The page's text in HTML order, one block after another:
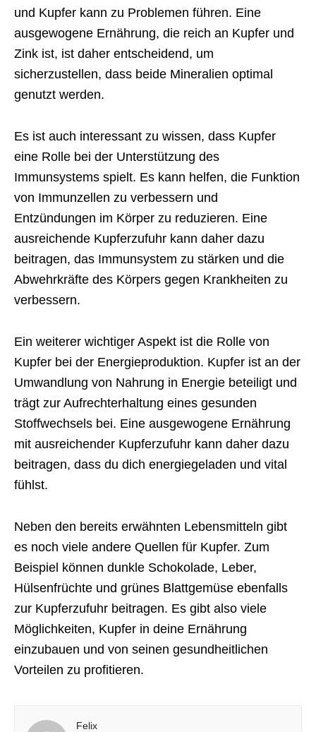
und Kupfer kann zu Problemen führen. Eine
ausgewogene Ernährung, die reich an Kupfer und
Zink ist, ist daher entscheidend, um
sicherzustellen, dass beide Mineralien optimal
genutzt werden.
Es ist auch interessant zu wissen, dass Kupfer
eine Rolle bei der Unterstützung des
Immunsystems spielt. Es kann helfen, die Funktion
von Immunzellen zu verbessern und
Entzündungen im Körper zu reduzieren. Eine
ausreichende Kupferzufuhr kann daher dazu
beitragen, das Immunsystem zu stärken und die
Abwehrkräfte des Körpers gegen Krankheiten zu
verbessern.
Ein weiterer wichtiger Aspekt ist die Rolle von
Kupfer bei der Energieproduktion. Kupfer ist an der
Umwandlung von Nahrung in Energie beteiligt und
trägt zur Aufrechterhaltung eines gesunden
Stoffwechsels bei. Eine ausgewogene Ernährung
mit ausreichender Kupferzufuhr kann daher dazu
beitragen, dass du dich energiegeladen und vital
fühlst.
Neben den bereits erwähnten Lebensmitteln gibt
es noch viele andere Quellen für Kupfer. Zum
Beispiel können dunkle Schokolade, Leber,
Hülsenfrüchte und grünes Blattgemüse ebenfalls
zur Kupferzufuhr beitragen. Es gibt also viele
Möglichkeiten, Kupfer in deine Ernährung
einzubauen und von seinen gesundheitlichen
Vorteilen zu profitieren.
Felix